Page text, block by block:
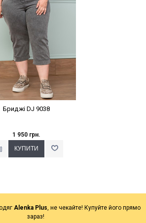
Бриджі DJ 9038
1 950 грн.
Alenka Plus , не чекайте! Купуйте його прямо
зараз!